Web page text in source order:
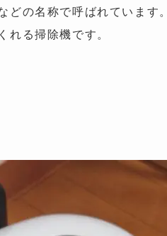
どの名称で呼ばれています。
れる掃除機です。